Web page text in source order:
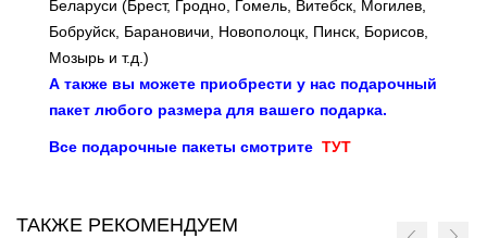
Беларуси (Брест, Гродно, Гомель, Витебск, Могилев,
Бобруйск, Барановичи, Новополоцк, Пинск, Борисов,
Мозырь и т.д.)
А также вы можете приобрести у нас подарочный
пакет любого размера для вашего подарка.
Все подарочные пакеты смотрите ТУТ
ТАКЖЕ РЕКОМЕНДУЕМ